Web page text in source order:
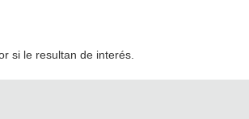
si le resultan de interés.